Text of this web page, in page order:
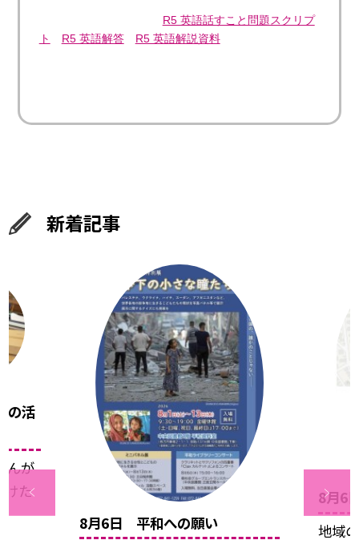
R5 英語話すこと問題スクリプ
ト
R5 英語解答 R5 英語解説資料
新着記事
の活
んが
けた
8月6日 平和への願い
8月6
地域